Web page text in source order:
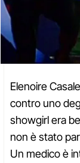
Elenoire
contro uno
showgirl era
non è stato
Un medico è